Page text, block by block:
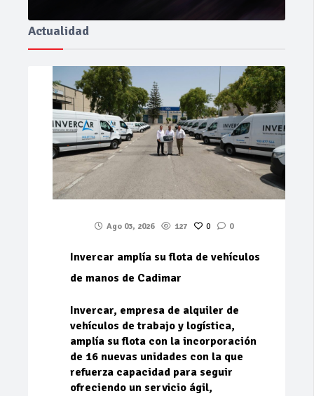
Actualidad
Ago 03, 2026 127 0 0
Invercar amplía su flota de vehículos
de manos de Cadimar
Invercar, empresa de alquiler de
vehículos de trabajo y logística,
amplía su flota con la incorporación
de 16 nuevas unidades con la que
refuerza capacidad para seguir
ofreciendo un servicio ágil,